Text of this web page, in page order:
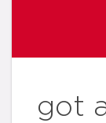
got